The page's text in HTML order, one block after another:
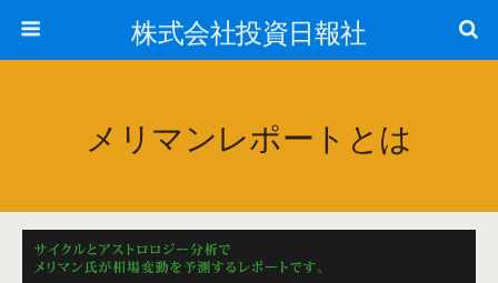
株式会社投資日報社
メリマンレポートとは